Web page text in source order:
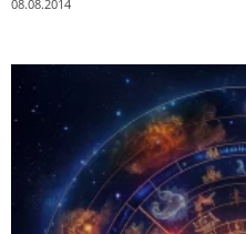
08.08.2014